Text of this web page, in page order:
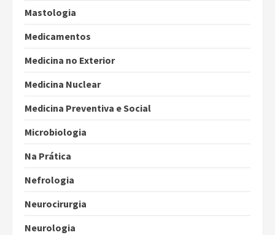
Mastologia
Medicamentos
Medicina no Exterior
Medicina Nuclear
Medicina Preventiva e Social
Microbiologia
Na Prática
Nefrologia
Neurocirurgia
Neurologia